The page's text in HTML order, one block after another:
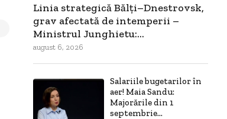
Linia strategică Bălți–Dnestrovsk,
grav afectată de intemperii –
Ministrul Junghietu:...
august 6, 2026
Salariile bugetarilor în
aer! Maia Sandu:
Majorările din 1
septembrie...